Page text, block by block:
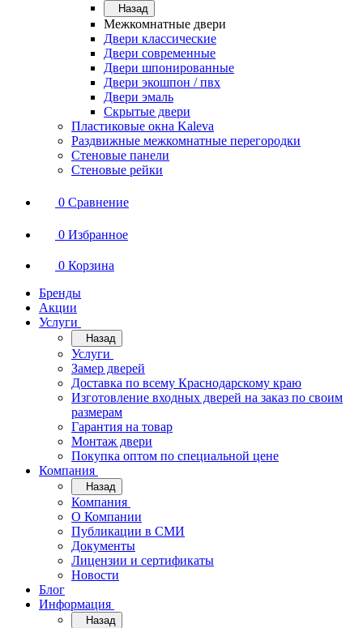
Назад
Межкомнатные двери
Двери классические
Двери современные
Двери шпонированные
Двери экошпон / пвх
Двери эмаль
Скрытые двери
Пластиковые окна Kaleva
Раздвижные межкомнатные перегородки
Стеновые панели
Стеновые рейки
0 Сравнение
0 Избранное
0 Корзина
Бренды
Акции
Услуги
Назад
Услуги
Замер дверей
Доставка по всему Краснодарскому краю
Изготовление входных дверей на заказ по своим
размерам
Гарантия на товар
Монтаж двери
Покупка оптом по специальной цене
Компания
Назад
Компания
О Компании
Публикации в СМИ
Документы
Лицензии и сертификаты
Новости
Блог
Информация
Назад